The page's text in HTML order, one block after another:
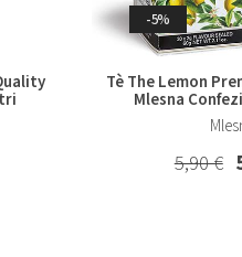
-5%
Tè The Lemon
Mlesna
5,90 €